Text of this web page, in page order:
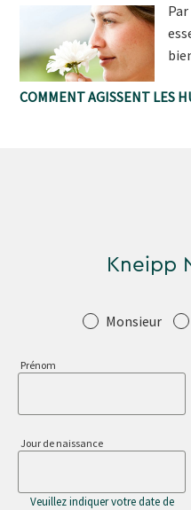
COMMENT AGISSENT LES
Kneipp
SalutationMonsieur
Prénom
Jour de naissance
Veuillez indiquer votre date de